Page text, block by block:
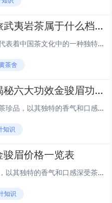
武夷岩茶：品级探秘之旅武夷岩茶属于什么档次
武夷岩茶，这个响亮的名字，不仅代表着中国茶文化中的一种独特风味，更是茶界中一个不可忽视的存在。那么，武夷岩茶究竟属于什么档次呢？让我们一起揭开它神秘的面纱。 武夷岩茶的起源与地位 武夷岩茶，产自中国福建省武夷山，这里被誉为“茶的故乡”。武...
茶舍
金骏眉茶的健康密码：揭秘六大功效金骏眉功效
金骏眉，这款源自中国武夷山的红茶珍品，以其独特的香气和口感深受茶友们的喜爱。然而，除了品饮的享受，金骏眉还蕴含着丰富的健康益处。本文将带你探索金骏眉的六大功效，揭开这款茶中瑰宝的健康密码。 1. 提神醒脑 金骏眉含有丰富的咖啡因，这种天然...
知识
眉价格一览表
金骏眉，作为中国红茶中的佼佼者，以其独特的香气和口感深受茶友们的喜爱。本文将为您详细解析金骏眉茶叶的价格一览表，让您在选择时能心中有数。 金骏眉茶叶的分类 金骏眉茶叶主要分为以下几个等级： 特级金骏眉：采摘自茶树的嫩芽，经过精心制作而成...
知识